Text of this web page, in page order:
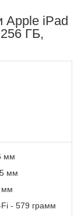
Apple iPad
ГБ,
мм
мм
мм
- 579 грамм